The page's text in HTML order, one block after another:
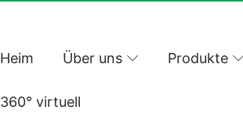
Heim Über uns Produkte
360° virtuell